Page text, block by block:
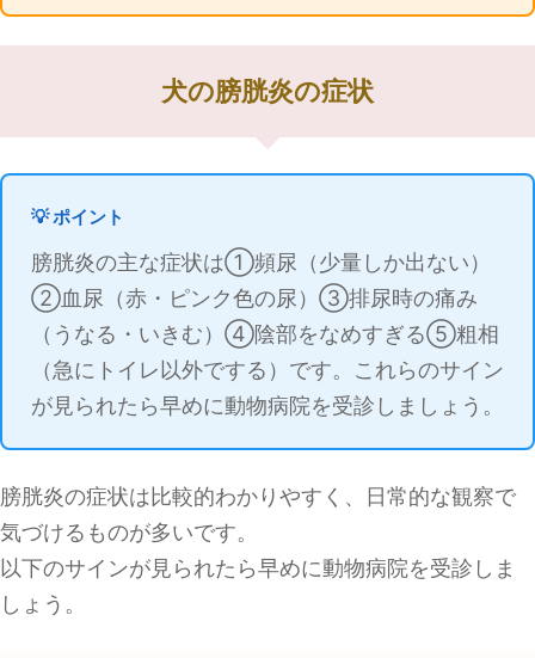
犬の膀胱炎の症状
💡 ポイント
膀胱炎の主な症状は①頻尿（少量しか出ない）
②血尿（赤・ピンク色の尿）③排尿時の痛み
（うなる・いきむ）④陰部をなめすぎる⑤粗相
（急にトイレ以外でする）です。これらのサイン
が見られたら早めに動物病院を受診しましょう。
膀胱炎の症状は比較的わかりやすく、日常的な観察で
気づけるものが多いです。
以下のサインが見られたら早めに動物病院を受診しま
しょう。